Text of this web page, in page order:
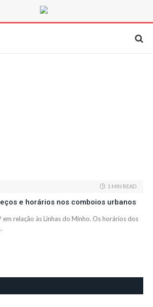
1 MIN READ
e horários nos comboios urbanos
em relação às Linhas do Minho. Os horários dos